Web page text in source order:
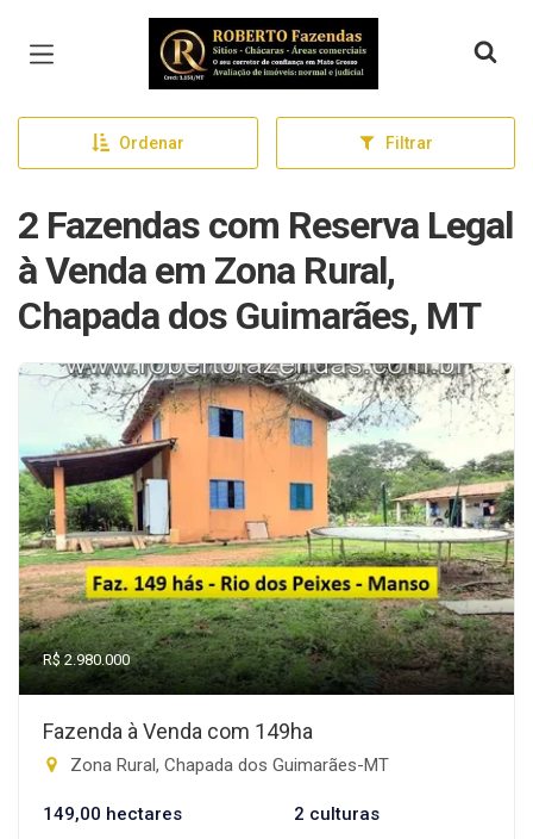
Página inicial
Ordenar Filtrar
2 Fazendas com Reserva Legal
à Venda em Zona Rural,
Chapada dos Guimarães, MT
R$ 2.980.000
Fazenda à Venda com 149ha
Zona Rural, Chapada dos Guimarães-MT
149,00 hectares 2 culturas